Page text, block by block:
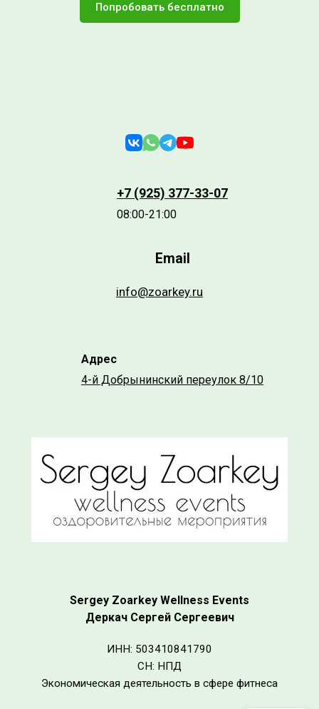
Попробовать бесплатно
+7 (925) 377-33-07
08:00-21:00
Email
info@zoarkey.ru
Адрес
4-й Добрынинский переулок 8/10
Sergey Zoarkey Wellness Events
Деркач Сергей Сергеевич
ИНН: 503410841790
СН: НПД
Экономическая деятельность в сфере фитнеса